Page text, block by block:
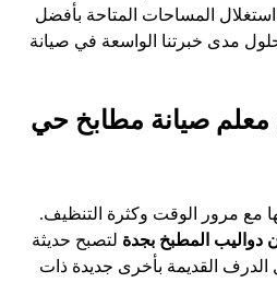
استغلال المساحات المتاحة بأفضل
مدى خبرتنا الواسعة في صيانة
معلم صيانة مطابخ حي
مع مرور الوقت وكثرة التنظيف.
دواليب المطبخ بجدة لتصبح حديثة
الدرف القديمة بأخرى جديدة ذات